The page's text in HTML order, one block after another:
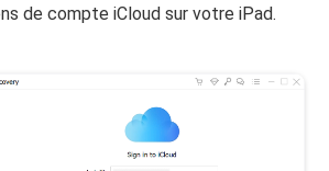
de compte iCloud sur votre iPad.